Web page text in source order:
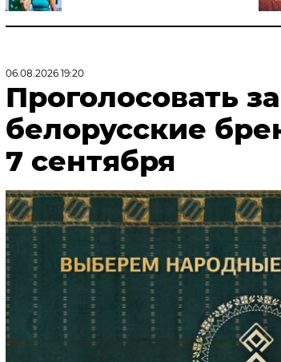
06.08.2026 19:20
Проголосовать
белорусские
7 сентября